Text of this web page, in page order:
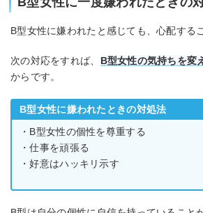
B型女性に嫌われたと感じても、心配する
次の対応をすれば、 B型女性の気持ちを変
からです。
B型女性に嫌われたときの対処法
・B型女性の個性を尊重する
・仕事を頑張る
・好意はハッキリ示す